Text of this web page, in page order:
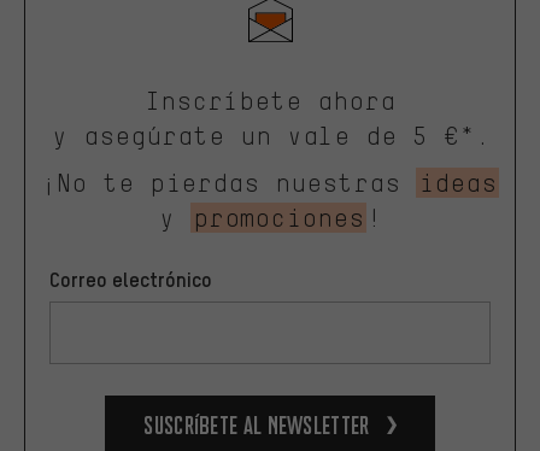
Inscríbete ahora
y asegúrate un vale de 5 €*.
¡No te pierdas nuestras
ideas
y
promociones !
Correo electrónico
Suscríbete al newsletter